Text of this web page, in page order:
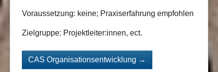
Voraussetzung: keine; Praxiserfahrung empfohlen
Zielgruppe: Projektleiter:innen, ect.
CAS Organisationsentwicklung →